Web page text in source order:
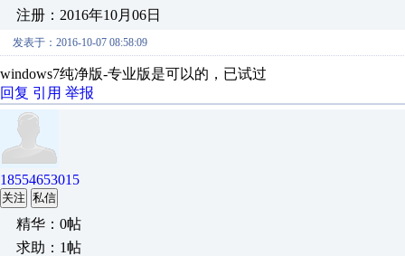
注册：2016年10月06日
发表于：2016-10-07 08:58:09
windows7纯净版-专业版是可以的，已试过
回复 引用 举报
18554653015
关注 私信
精华：0帖
求助：1帖